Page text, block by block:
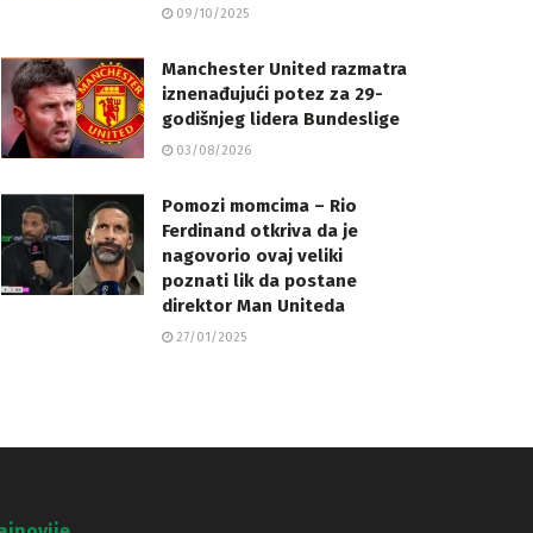
09/10/2025
Manchester United razmatra
iznenađujući potez za 29-
godišnjeg lidera Bundeslige
03/08/2026
Pomozi momcima – Rio
Ferdinand otkriva da je
nagovorio ovaj veliki
poznati lik da postane
direktor Man Uniteda
27/01/2025